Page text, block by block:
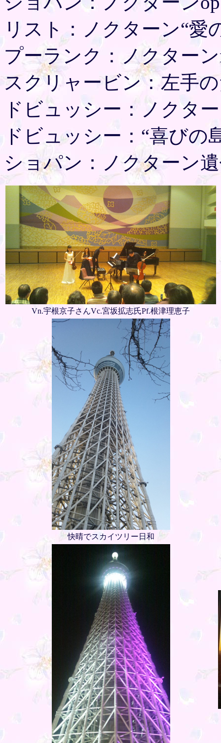
リスト：ノクターン“愛
プーランク：ノクター
スクリャービン：左手
ドビュッシー：ノクタ
ドビュッシー：“喜びの
ショパン：ノクターン
Vn.宇根京子さんVc.宮坂拡志氏Pf.根津理恵子
快晴でスカイツリー日和